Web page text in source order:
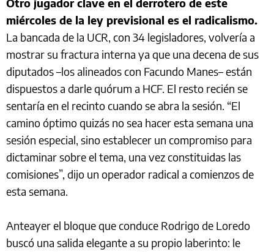
Otro jugador clave en el derrotero de este
miércoles de la ley previsional es el radicalismo.
La bancada de la UCR, con 34 legisladores, volvería a
mostrar su fractura interna ya que una decena de sus
diputados –los alineados con Facundo Manes– están
dispuestos a darle quórum a HCF. El resto recién se
sentaría en el recinto cuando se abra la sesión. “El
camino óptimo quizás no sea hacer esta semana una
sesión especial, sino establecer un compromiso para
dictaminar sobre el tema, una vez constituidas las
comisiones”, dijo un operador radical a comienzos de
esta semana.
Anteayer el bloque que conduce Rodrigo de Loredo
buscó una salida elegante a su propio laberinto: le